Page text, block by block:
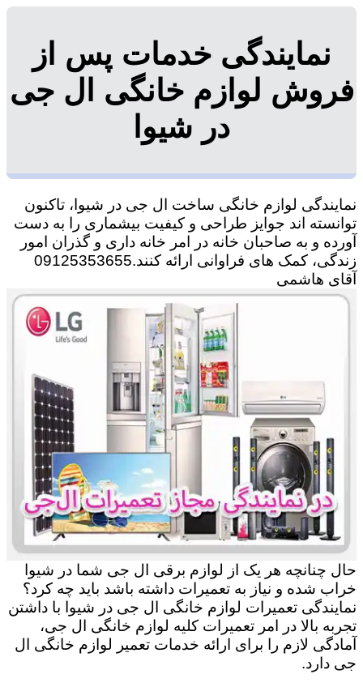
نمایندگی خدمات پس از
فروش لوازم خانگی ال جی
در شیوا
نمایندگی لوازم خانگی ساخت ال جی در شیوا، تاکنون
توانسته اند جوایز طراحی و کیفیت بیشماری را به دست
آورده و به صاحبان خانه در امر خانه داری و گذران امور
زندگی، کمک های فراوانی ارائه کنند.09125353655
آقای هاشمی
حال چنانچه هر یک از لوازم برقی ال جی شما در شیوا
خراب شده و نیاز به تعمیرات داشته باشد باید چه کرد؟
نمایندگی تعمیرات لوازم خانگی ال جی در شیوا با داشتن
تجربه بالا در امر تعمیرات کلیه لوازم خانگی ال جی،
آمادگی لازم را برای ارائه خدمات تعمیر لوازم خانگی ال
جی دارد.